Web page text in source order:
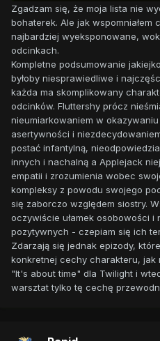
Zgadzam się, że moja lista nie
bohaterek. Ale jak wspomniałem
najbardziej wyeksponowane,
odcinkach.
Kompletne podsumowanie
byłoby niesprawiedliwe i
każda ma skomplikowany
odcinków. Fluttershy prócz
nieumiarkowaniem w
asertywności i
postać infantylną,
innych i nachalną a Applejack
empatii i zrozumienia wobec
kompleksy z powodu swojego
się zaborczo względem siostry.
oczywiście ułamek osobowości
pozytywnych - czepiam się ich
Zdarzają się jednak epizody,
konkretnej cechy charakteru, jak
"It's about time" dla Twilight i
warsztat tylko tę cechę